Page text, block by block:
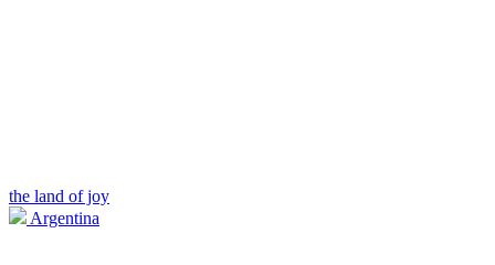
the land of joy
Argentina